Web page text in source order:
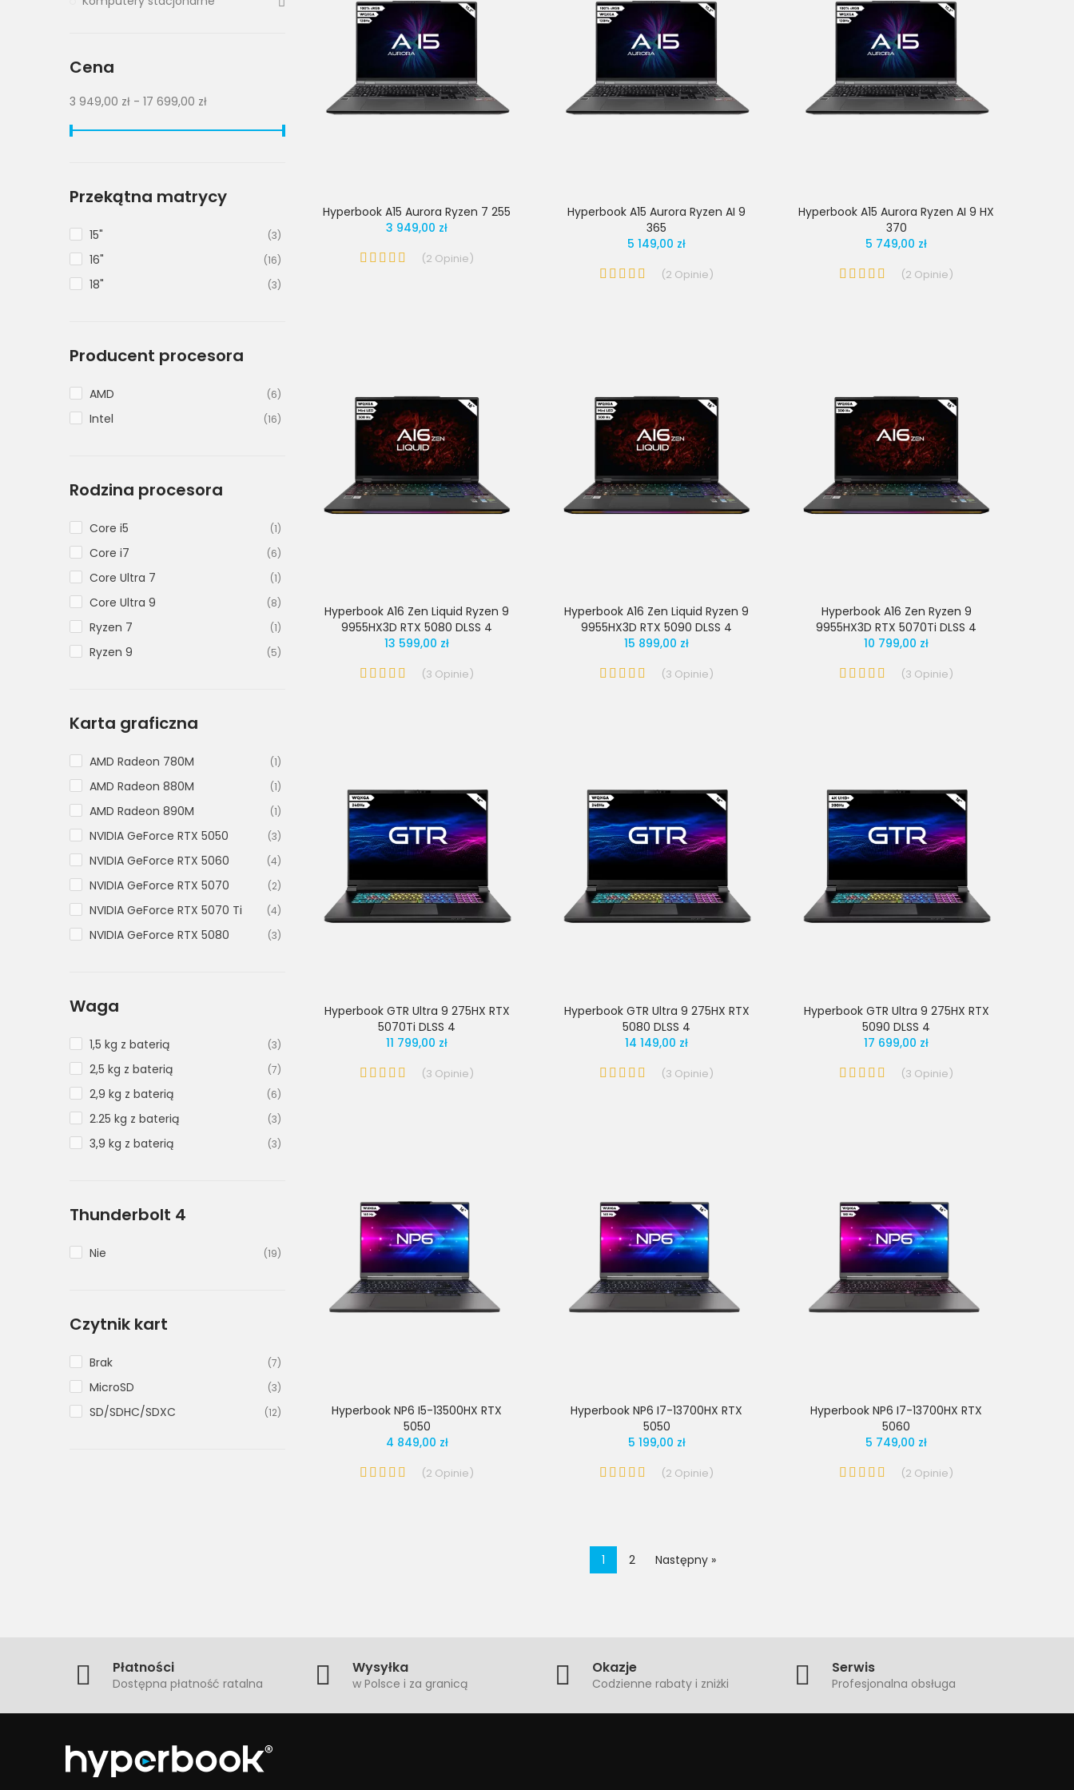
Hyperbook A15 Aurora Ryzen 7 255
3 949,00 zł
(2 Opinie)
Hyperbook A15 Aurora Ryzen AI 9
365
5 149,00 zł
(2 Opinie)
Hyperbook A15 Aurora Ryzen AI 9 HX
370
5 749,00 zł
(2 Opinie)
Hyperbook A16 Zen Liquid Ryzen 9
9955HX3D RTX 5080 DLSS 4
13 599,00 zł
(3 Opinie)
Hyperbook A16 Zen Liquid Ryzen 9
9955HX3D RTX 5090 DLSS 4
15 899,00 zł
(3 Opinie)
Hyperbook A16 Zen Ryzen 9
9955HX3D RTX 5070Ti DLSS 4
10 799,00 zł
(3 Opinie)
Hyperbook GTR Ultra 9 275HX RTX
5070Ti DLSS 4
11 799,00 zł
(3 Opinie)
Hyperbook GTR Ultra 9 275HX RTX
5080 DLSS 4
14 149,00 zł
(3 Opinie)
Hyperbook GTR Ultra 9 275HX RTX
5090 DLSS 4
17 699,00 zł
(3 Opinie)
Hyperbook NP6 I5-13500HX RTX
5050
4 849,00 zł
(2 Opinie)
Hyperbook NP6 I7-13700HX RTX
5050
5 199,00 zł
(2 Opinie)
Hyperbook NP6 I7-13700HX RTX
5060
5 749,00 zł
(2 Opinie)
1 2 Następny »
Cena
3 949,00 zł - 17 699,00 zł
Przekątna matrycy
15" (3)
16" (16)
18" (3)
Producent procesora
AMD (6)
Intel (16)
Rodzina procesora
Core i5 (1)
Core i7 (6)
Core Ultra 7 (1)
Core Ultra 9 (8)
Ryzen 7 (1)
Ryzen 9 (5)
Karta graficzna
AMD Radeon 780M (1)
AMD Radeon 880M (1)
AMD Radeon 890M (1)
NVIDIA GeForce RTX 5050 (3)
NVIDIA GeForce RTX 5060 (4)
NVIDIA GeForce RTX 5070 (2)
NVIDIA GeForce RTX 5070 Ti (4)
NVIDIA GeForce RTX 5080 (3)
Waga
1,5 kg z baterią (3)
2,5 kg z baterią (7)
2,9 kg z baterią (6)
2.25 kg z baterią (3)
3,9 kg z baterią (3)
Thunderbolt 4
Nie (19)
Czytnik kart
Brak (7)
MicroSD (3)
SD/SDHC/SDXC (12)
Płatności
Dostępna płatność ratalna
Wysyłka
w Polsce i za granicą
Okazje
Codzienne rabaty i zniżki
Serwis
Profesjonalna obsługa